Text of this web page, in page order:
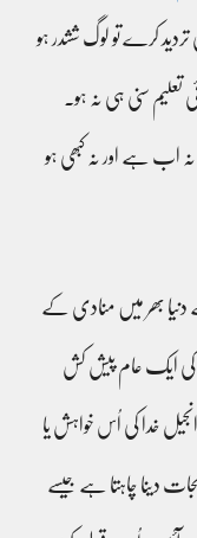
کرے تو لوگ ششدر ہو
سنی ہی نہ ہو۔
اب ہے اور نہ کبھی ہو
دنیا بھر میں منادی کے
کی ایک عام پیش کش
خدا کی اُس خواہش یا
دینا چاہتا ہے جیسے